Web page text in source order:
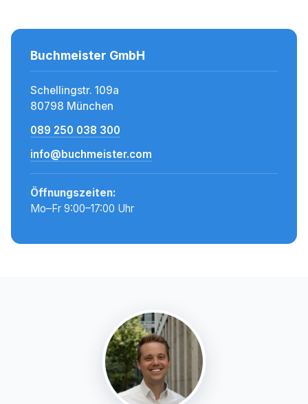
Buchmeister GmbH
Schellingstr. 109a
80798 München
089 250 038 300
info@buchmeister.com
Öffnungszeiten:
Mo–Fr 9:00–17:00 Uhr